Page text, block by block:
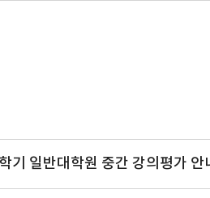
기 일반대학원 중간 강의평가 안